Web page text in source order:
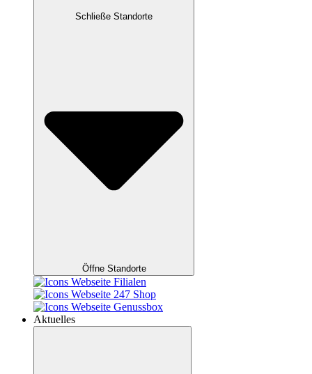
Schließe Standorte
Öffne Standorte
Aktuelles